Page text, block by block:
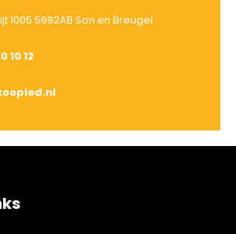
1005 5692AB Son en Breugel
10 12